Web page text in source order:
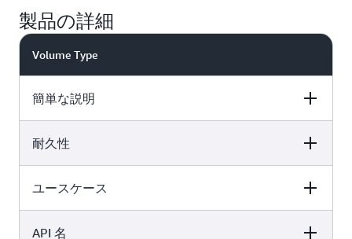
インパフォーマンスを実現できます。アプリケーシ
ョンがベースラインよりも高いパフォーマンスを必
追加することなく、必要な IOPS またはスループッ
インスタンスデータベース、Kafka および Spark な
受けやすいインタラクティブなアプリケーション、
リュームは、任意のボリュームサイズで 3,000
IOPS および 125 MB/秒のベースラインパフォーマ
ンスを提供します。より高いパフォーマンスをお求
プすることができます。
す。さらに、ストレージのパフォーマンスをキャパ
ージキャパシティをプロビジョニングすることな
く、より高い IOPS とスループットを簡単にプロビ
ジョニングできるため、パフォーマンスが向上し、
コストが削減されます。
製品の詳細
Volume Type
簡単な説明
gp3
幅広いトランザクションワ
パフォーマンスのバランス
が取れた最小コストの SSD
幅広いトランザクション
金とパフォーマンスのバ
ランスが取れた汎用 SSD
耐久性
gp3
耐久性 99.8%～99.9%
ユースケース
gp3
API 名